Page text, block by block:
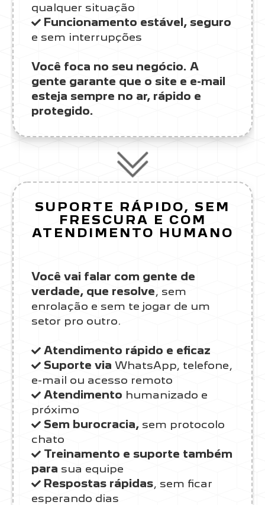
qualquer situação
Funcionamento estável, seguro
e sem interrupções
Você foca no seu negócio. A
gente garante que o site e e-mail
esteja sempre no ar, rápido e
protegido.
SUPORTE RÁPIDO, SEM
FRESCURA E COM
ATENDIMENTO HUMANO
Você vai falar com gente de
verdade, que resolve, sem
enrolação e sem te jogar de um
setor pro outro.
Atendimento rápido e eficaz
Suporte via WhatsApp, telefone,
e-mail ou acesso remoto
Atendimento humanizado e
próximo
Sem burocracia, sem protocolo
chato
Treinamento e suporte também
para sua equipe
Respostas rápidas, sem ficar
esperando dias